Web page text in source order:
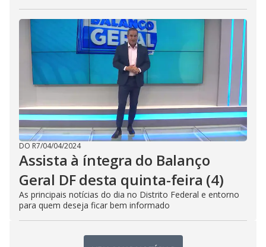
DO R7/04/04/2024
Assista à íntegra do Balanço
Geral DF desta quinta-feira (4)
As principais notícias do dia no Distrito Federal e entorno
para quem deseja ficar bem informado